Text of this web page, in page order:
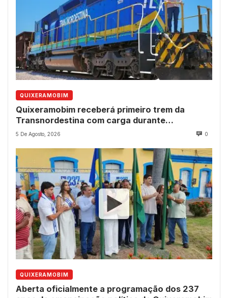
QUIXERAMOBIM
Quixeramobim receberá primeiro trem da
Transnordestina com carga durante
programação de aniversário do município
5 De Agosto, 2026 0
QUIXERAMOBIM
Aberta oficialmente a programação dos 237